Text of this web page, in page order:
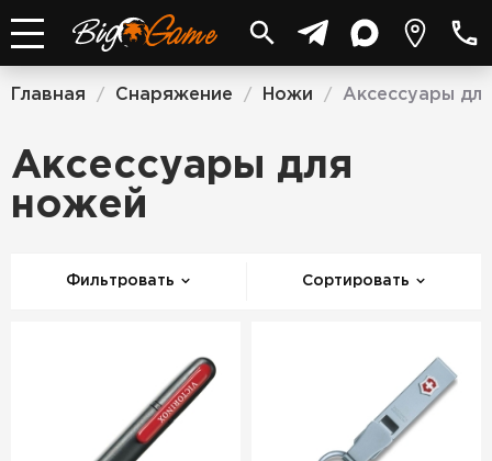
Главная / Снаряжение / Ножи / Аксессуары
Аксессуары для
ножей
Фильтровать Сортировать